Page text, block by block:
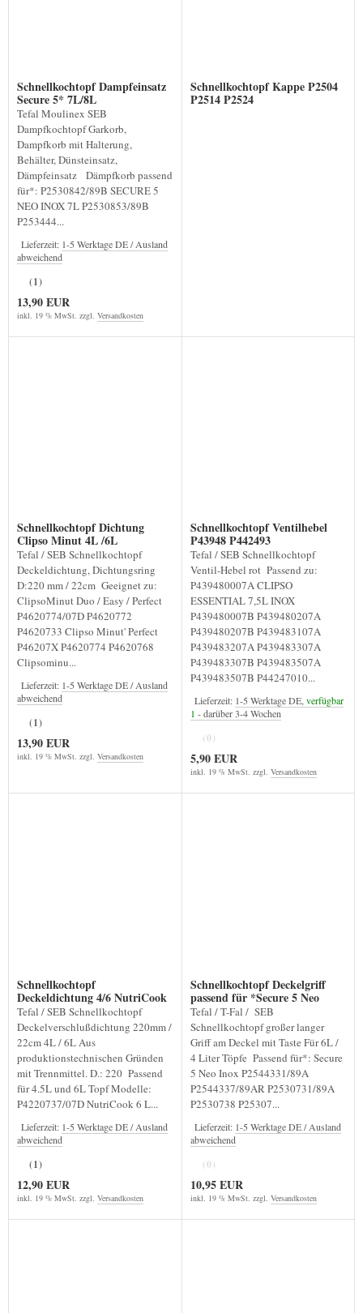
Schnellkochtopf Dampfeinsatz
Secure 5* 7L/8L
Tefal Moulinex SEB
Dampfkochtopf Garkorb,
Dampfkorb mit Halterung,
Behälter, Dünsteinsatz,
Dämpfeinsatz Dämpfkorb passend
für*: P2530842/89B SECURE 5
NEO INOX 7L P2530853/89B
P253444...
Lieferzeit: 1-5 Werktage DE / Ausland
abweichend
(1)
13,90 EUR
inkl. 19 % MwSt. zzgl. Versandkosten
Schnellkochtopf Kappe P2504
P2514 P2524
Schnellkochtopf Dichtung
Clipso Minut 4L /6L
Tefal / SEB Schnellkochtopf
Deckeldichtung, Dichtungsring
D:220 mm / 22cm Geeignet zu:
ClipsoMinut Duo / Easy / Perfect
P4620774/07D P4620772
P4620733 Clipso Minut' Perfect
P46207X P4620774 P4620768
Clipsominu...
Lieferzeit: 1-5 Werktage DE / Ausland
abweichend
(1)
13,90 EUR
inkl. 19 % MwSt. zzgl. Versandkosten
Schnellkochtopf Ventilhebel
P43948 P442493
Tefal / SEB Schnellkochtopf
Ventil-Hebel rot Passend zu:
P439480007A CLIPSO
ESSENTIAL 7,5L INOX
P439480007B P439480207A
P439480207B P439483107A
P439483207A P439483307A
P439483307B P439483507A
P439483507B P44247010...
Lieferzeit: 1-5 Werktage DE, verfügbar
1 - darüber 3-4 Wochen
(0)
5,90 EUR
inkl. 19 % MwSt. zzgl. Versandkosten
Schnellkochtopf
Deckeldichtung 4/6 NutriCook
Tefal / SEB Schnellkochtopf
Deckelverschlußdichtung 220mm /
22cm 4L / 6L Aus
produktionstechnischen Gründen
mit Trennmittel. D.: 220 Passend
für 4.5L und 6L Topf Modelle:
P4220737/07D NutriCook 6 L...
Lieferzeit: 1-5 Werktage DE / Ausland
abweichend
(1)
12,90 EUR
inkl. 19 % MwSt. zzgl. Versandkosten
Schnellkochtopf Deckelgriff
passend für *Secure 5 Neo
Tefal / T-Fal / SEB
Schnellkochtopf großer langer
Griff am Deckel mit Taste Für 6L /
4 Liter Töpfe Passend für*: Secure
5 Neo Inox P2544331/89A
P2544337/89AR P2530731/89A
P2530738 P25307...
Lieferzeit: 1-5 Werktage DE / Ausland
abweichend
(0)
10,95 EUR
inkl. 19 % MwSt. zzgl. Versandkosten